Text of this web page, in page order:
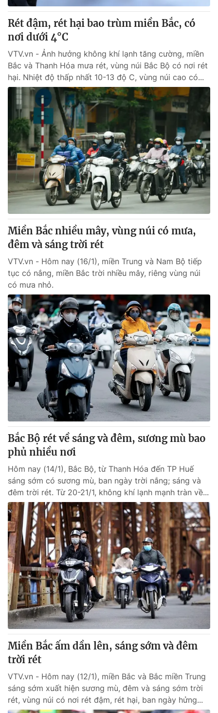
Rét đậm, rét hại bao trùm miền Bắc, có
nơi dưới 4°C
VTV.vn - Ảnh hưởng không khí lạnh tăng cường, miền
Bắc và Thanh Hóa mưa rét, vùng núi Bắc Bộ có nơi rét
hại. Nhiệt độ thấp nhất 10-13 độ C, vùng núi cao có...
Miền Bắc nhiều mây, vùng núi có mưa,
đêm và sáng trời rét
VTV.vn - Hôm nay (16/1), miền Trung và Nam Bộ tiếp
tục có nắng, miền Bắc trời nhiều mây, riêng vùng núi
có mưa nhỏ.
Bắc Bộ rét về sáng và đêm, sương mù bao
phủ nhiều nơi
Hôm nay (14/1), Bắc Bộ, từ Thanh Hóa đến TP Huế
sáng sớm có sương mù, ban ngày trời nắng; sáng và
đêm trời rét. Từ 20-21/1, không khí lạnh mạnh tràn về...
Miền Bắc ấm dần lên, sáng sớm và đêm
trời rét
VTV.vn - Hôm nay (12/1), miền Bắc và Bắc miền Trung
sáng sớm xuất hiện sương mù, đêm và sáng sớm trời
rét, vùng núi có nơi rét đậm, rét hại, ban ngày hửng...